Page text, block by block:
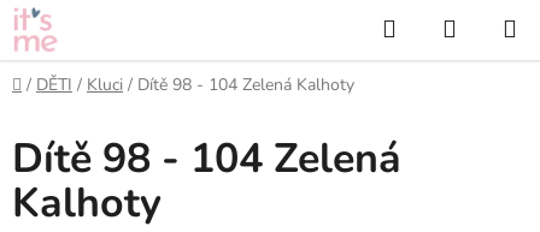
Přejít
na
obsah
Hledat
KOŠÍK
Domů
/ DĚTI / Kluci / Dítě 98 - 104 Zelená Kalhoty
Dítě 98 - 104 Zelená
Kalhoty